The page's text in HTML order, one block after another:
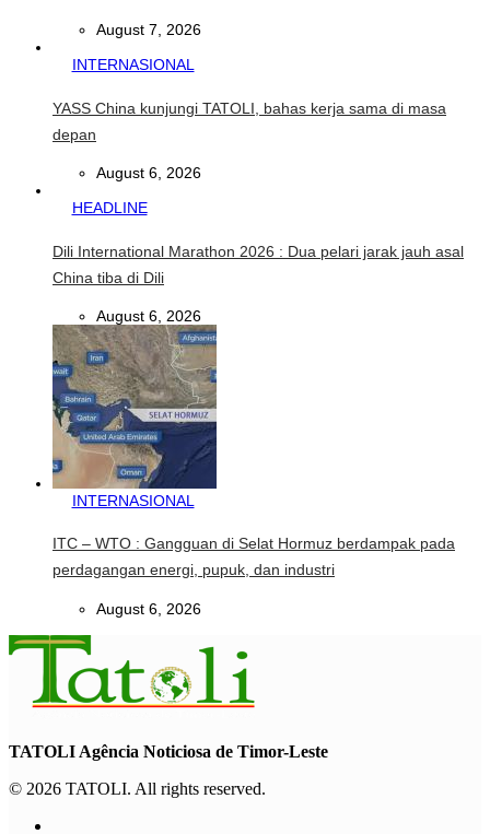
August 7, 2026
INTERNASIONAL
YASS China kunjungi TATOLI, bahas kerja sama di masa
depan
August 6, 2026
HEADLINE
Dili International Marathon 2026 : Dua pelari jarak jauh asal
China tiba di Dili
August 6, 2026
INTERNASIONAL
ITC – WTO : Gangguan di Selat Hormuz berdampak pada
perdagangan energi, pupuk, dan industri
August 6, 2026
TATOLI Agência Noticiosa de Timor-Leste
© 2026 TATOLI. All rights reserved.